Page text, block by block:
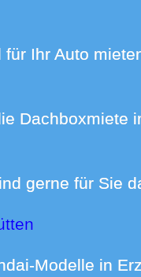
gerne für Sie
Modelle in